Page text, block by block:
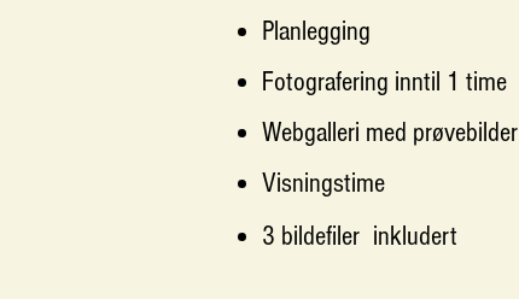
Planlegging​
Fotografering inntil 1 time
Webgalleri med prøvebilder
Visningstime
3 bildefiler inkludert